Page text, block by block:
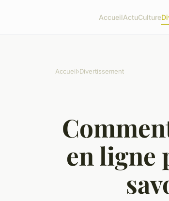
AccueilActuCulture
Accueil›Divertissement
en ligne